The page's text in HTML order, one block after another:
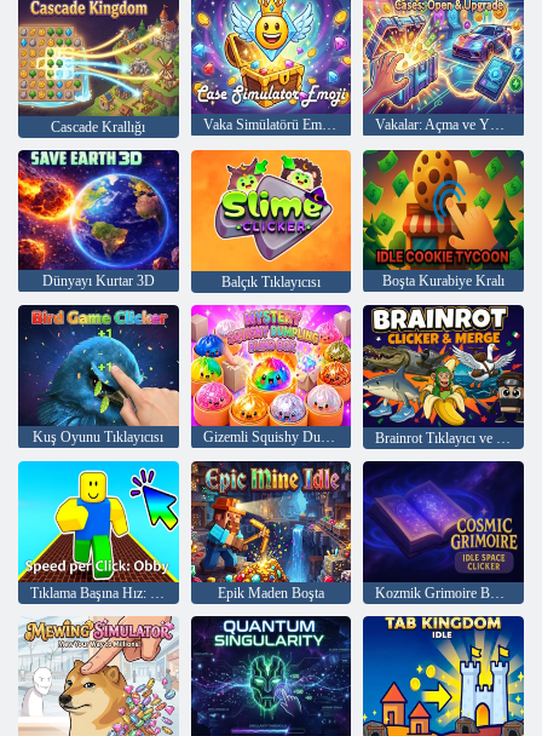
Cascade Krallığı Vaka Simülatörü Emojisi Vakalar: Açma ve Yükseltme
Dünyayı Kurtar 3D Balçık Tıklayıcısı Boşta Kurabiye Kralı
Kuş Oyunu Tıklayıcısı Brainrot Tıklayıcı ve Birleştirme
Epik Maden Boşta